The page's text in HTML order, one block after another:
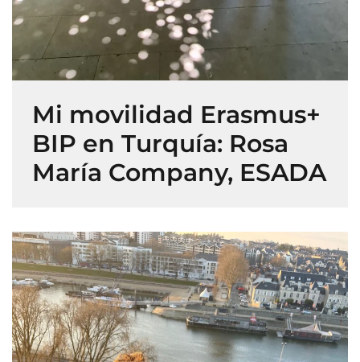
Mi movilidad Erasmus+
BIP en Turquía: Rosa
María Company, ESADA